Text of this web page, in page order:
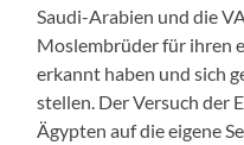
Saudi-Arabien und die
Moslembrüder für ihren
erkannt haben und sich
stellen. Der Versuch der
Ägypten auf die eigene